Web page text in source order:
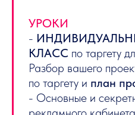
УРОКИ
-
КЛАСС по таргету
Разбор вашего
по таргету и план
- Основные и